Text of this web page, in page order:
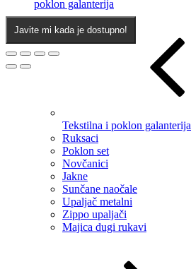
poklon galanterija
Tekstilna i poklon galanterija
Ruksaci
Poklon set
Novčanici
Jakne
Sunčane naočale
Upaljač metalni
Zippo upaljači
Majica dugi rukavi
Javite mi kada je dostupno!